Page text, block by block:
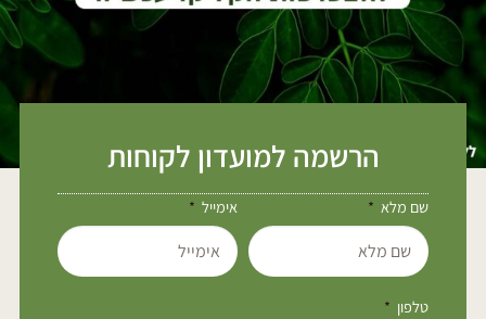
הרשמה למועדון לקוחות
שם מלא אימייל
טלפון